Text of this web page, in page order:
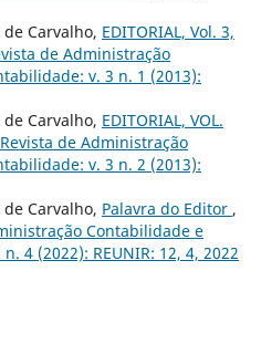
Carvalho, EDITORIAL, Vol. 3,
de Administração
v. 3 n. 1 (2013):
Carvalho, EDITORIAL, VOL.
Revista de Administração
v. 3 n. 2 (2013):
Carvalho, Palavra do Editor ,
Contabilidade e
4 (2022): REUNIR: 12, 4, 2022